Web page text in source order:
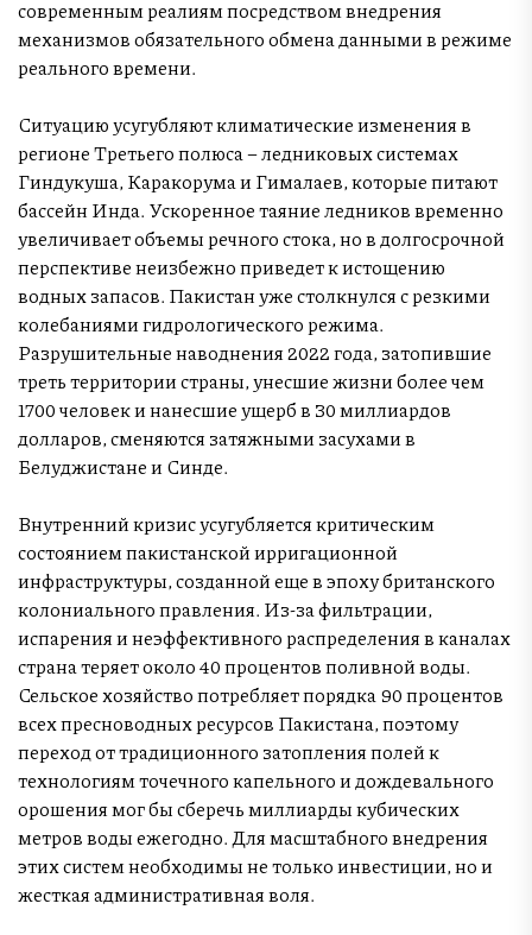
современным реалиям посредством внедрения
механизмов обязательного обмена данными в режиме
реального времени.
Ситуацию усугубляют климатические изменения в
регионе Третьего полюса – ледниковых системах
Гиндукуша, Каракорума и Гималаев, которые питают
бассейн Инда. Ускоренное таяние ледников временно
увеличивает объемы речного стока, но в долгосрочной
перспективе неизбежно приведет к истощению
водных запасов. Пакистан уже столкнулся с резкими
колебаниями гидрологического режима.
Разрушительные наводнения 2022 года, затопившие
треть территории страны, унесшие жизни более чем
1700 человек и нанесшие ущерб в 30 миллиардов
долларов, сменяются затяжными засухами в
Белуджистане и Синде.
Внутренний кризис усугубляется критическим
состоянием пакистанской ирригационной
инфраструктуры, созданной еще в эпоху британского
колониального правления. Из-за фильтрации,
испарения и неэффективного распределения в каналах
страна теряет около 40 процентов поливной воды.
Сельское хозяйство потребляет порядка 90 процентов
всех пресноводных ресурсов Пакистана, поэтому
переход от традиционного затопления полей к
технологиям точечного капельного и дождевального
орошения мог бы сберечь миллиарды кубических
метров воды ежегодно. Для масштабного внедрения
этих систем необходимы не только инвестиции, но и
жесткая административная воля.